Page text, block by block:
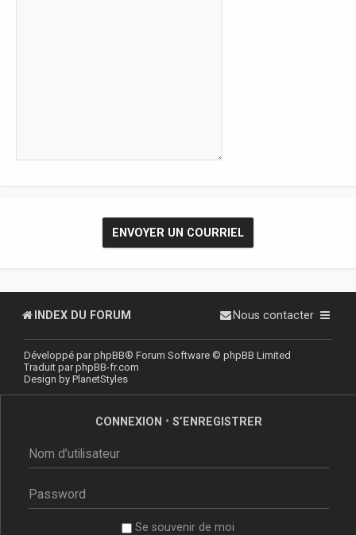
INDEX DU FORUM Nous contacter
Développé parphpBB® Forum Software © phpBB Limited
Traduit parphpBB-fr.com
Design by PlanetStyles
CONNEXION • S’ENREGISTRER
Se souvenir de moi